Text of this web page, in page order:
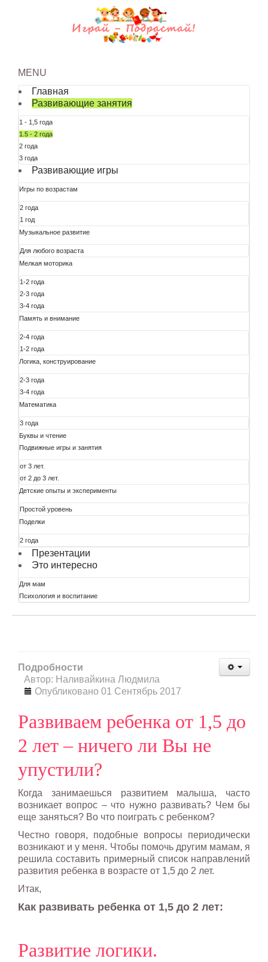
MENU
Главная
Развивающие занятия
1 - 1,5 года
1.5 - 2 года
2 года
3 года
Развивающие игры
Игры по возрастам
2 года
1 год
Музыкальное развитие
Для любого возраста
Мелкая моторика
1-2 года
2-3 года
3-4 года
Память и внимание
2-4 года
1-2 года
Логика, конструирование
2-3 года
3-4 года
Математика
3 года
Буквы и чтение
Подвижные игры и занятия
от 3 лет.
от 2 до 3 лет.
Детские опыты и эксперименты
Простой уровень
Поделки
2 года
Презентации
Это интересно
Для мам
Психология и воспитание
Подробности
Автор: Наливайкина Людмила
Опубликовано 01 Сентябрь 2017
Развиваем ребенка от 1,5 до
2 лет – ничего ли Вы не
упустили?
Когда занимаешься развитием малыша, часто
возникает вопрос – что нужно развивать? Чем бы
еще заняться? Во что поиграть с ребенком?
Честно говоря, подобные вопросы периодически
возникают и у меня. Чтобы помочь другим мамам, я
решила составить примерный список направлений
развития ребенка в возрасте от 1,5 до 2 лет.
Итак,
Как развивать ребенка от 1,5 до 2 лет:
Развитие логики.